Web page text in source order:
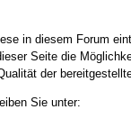
in diesem Forum
Seite die
der
Sie unter: